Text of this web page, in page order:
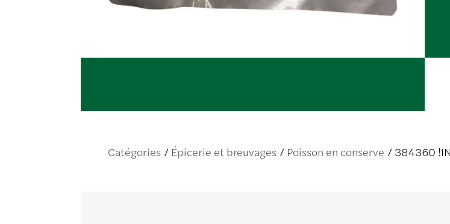
Catégories Épicerie et breuvages Poisson en conserve 384360